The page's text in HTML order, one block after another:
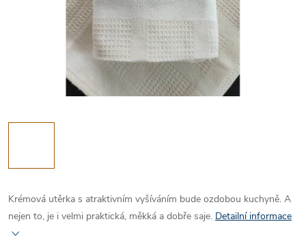
Krémová utěrka s atraktivním vyšíváním bude ozdobou kuchyně. A
nejen to, je i velmi praktická, měkká a dobře saje. Detailní informace